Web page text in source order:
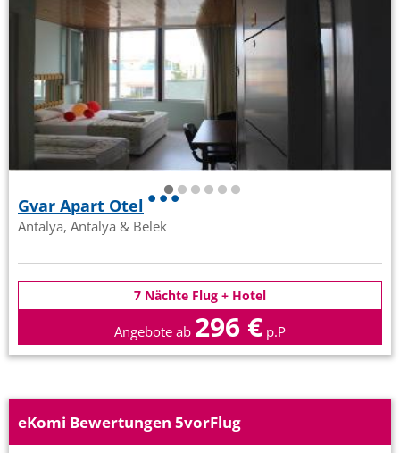
Gvar Apart Otel
Antalya, Antalya & Belek
7 Nächte Flug + Hotel
Angebote ab 296 € p.P
eKomi Bewertungen 5vorFlug